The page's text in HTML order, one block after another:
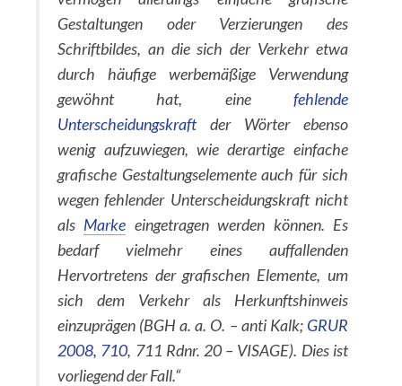
Gestaltungen oder Verzierungen des
Schriftbildes, an die sich der Verkehr etwa
durch häufige werbemäßige Verwendung
gewöhnt hat, eine fehlende
Unterscheidungskraftder Wörter ebenso
wenig aufzuwiegen, wie derartige einfache
grafische Gestaltungselemente auch für sich
wegen fehlender Unterscheidungskraft nicht
als Marke eingetragen werden können. Es
bedarf vielmehr eines auffallenden
Hervortretens der grafischen Elemente, um
sich dem Verkehr als Herkunftshinweis
einzuprägen (BGH a. a. O. – anti Kalk; GRUR
2008, 710, 711 Rdnr. 20 – VISAGE). Dies ist
vorliegend der Fall.“